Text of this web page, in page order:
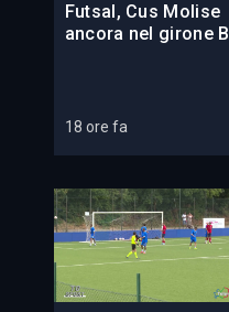
Futsal, Cus Molise
ancora nel girone B
18 ore fa